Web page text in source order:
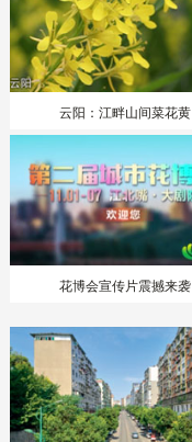
云阳：江畔山间菜花黄
花博会宣传片震撼来袭